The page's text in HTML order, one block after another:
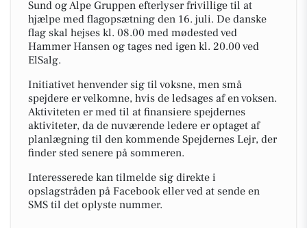
Sund og Alpe Gruppen efterlyser frivillige til at
hjælpe med flagopsætning den 16. juli. De danske
flag skal hejses kl. 08.00 med mødested ved
Hammer Hansen og tages ned igen kl. 20.00 ved
ElSalg.
Initiativet henvender sig til voksne, men små
spejdere er velkomne, hvis de ledsages af en voksen.
Aktiviteten er med til at finansiere spejdernes
aktiviteter, da de nuværende ledere er optaget af
planlægning til den kommende Spejdernes Lejr, der
finder sted senere på sommeren.
Interesserede kan tilmelde sig direkte i
opslagstråden på Facebook eller ved at sende en
SMS til det oplyste nummer.